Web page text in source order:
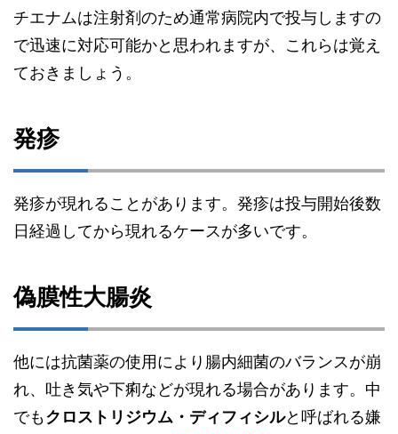
チエナムは注射剤のため通常病院内で投与しますの
で迅速に対応可能かと思われますが、これらは覚え
ておきましょう。
発疹
発疹が現れることがあります。発疹は投与開始後数
日経過してから現れるケースが多いです。
偽膜性大腸炎
他には抗菌薬の使用により腸内細菌のバランスが崩
れ、吐き気や下痢などが現れる場合があります。中
でもクロストリジウム・ディフィシルと呼ばれる嫌